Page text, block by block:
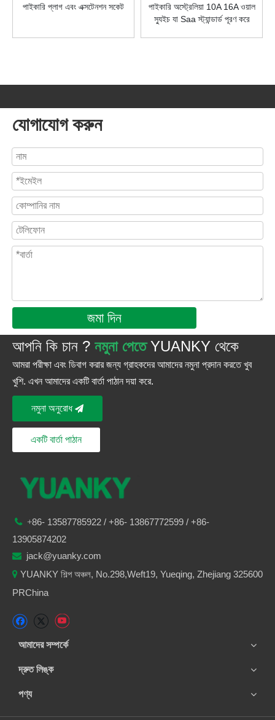
পাইকারি প্লাগ এবং এক্সটেনশন সকেট
পাইকারি অস্ট্রেলিয়া 10A 16A ওয়াল
স্যুইচ যা Saa স্ট্যান্ডার্ড পূরণ করে
যোগাযোগ করুন
জমা দিন
আপনি কি চান ? নমুনা পেতেYUANKY থেকে
আমরা পরীক্ষা এবং ডিবাগ করার জন্য গ্রাহকদের আমাদের নমুনা প্রদান করতে খুব
খুশি. এখন আমাদের একটি বার্তা পাঠান দয়া করে.
নমুনা অনুরোধ
একটি বার্তা পাঠান
 +86- 13587785922 / +86- 13867772599 / +86-
13905874202
 jack@yuanky.com
 YUANKY শিল্প অঞ্চল, No.298,Weft19, Yueqing, Zhejiang 325600
PRChina
আমাদের সম্পর্কে
দ্রুত লিঙ্ক
পণ্য